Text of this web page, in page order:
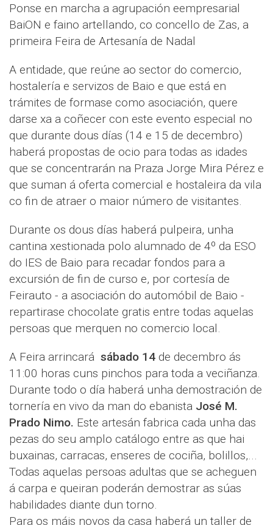
Ponse en marcha a agrupación eempresarial
BaiON e faino artellando, co concello de Zas, a
primeira Feira de Artesanía de Nadal
A entidade, que reúne ao sector do comercio,
hostalería e servizos de Baio e que está en
trámites de formase como asociación, quere
darse xa a coñecer con este evento especial no
que durante dous días (14 e 15 de decembro)
haberá propostas de ocio para todas as idades
que se concentrarán na Praza Jorge Mira Pérez e
que suman á oferta comercial e hostaleira da vila
co fin de atraer o maior número de visitantes.
Durante os dous días haberá pulpeira, unha
cantina xestionada polo alumnado de 4º da ESO
do IES de Baio para recadar fondos para a
excursión de fin de curso e, por cortesía de
Feirauto - a asociación do automóbil de Baio -
repartirase chocolate gratis entre todas aquelas
persoas que merquen no comercio local.
A Feira arrincará sábado 14 de decembro ás
11:00 horas cuns pinchos para toda a veciñanza.
Durante todo o día haberá unha demostración de
tornería en vivo da man do ebanista José M.
Prado Nimo. Este artesán fabrica cada unha das
pezas do seu amplo catálogo entre as que hai
buxainas, carracas, enseres de cociña, bolillos,...
Todas aquelas persoas adultas que se acheguen
á carpa e queiran poderán demostrar as súas
habilidades diante dun torno.
Para os máis novos da casa haberá un taller de